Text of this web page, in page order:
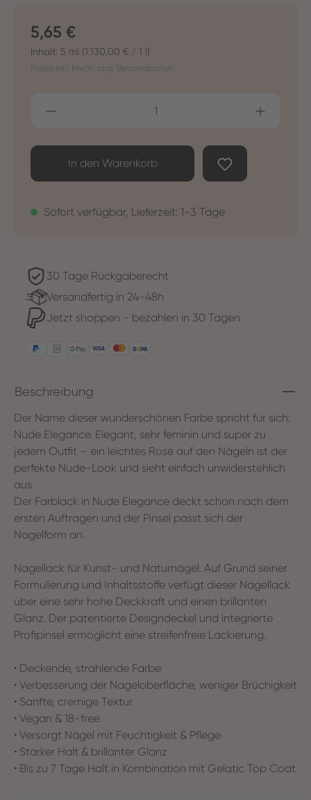
Regulärer Preis:
5,65 €
Inhalt: 5 ml (1.130,00 € / 1 l)
Preise inkl. MwSt. zzgl. Versandkosten
Produkt Anzahl: Gib den gewünschten
In den Warenkorb
Sofort verfügbar, Lieferzeit: 1-3 Tage
30 Tage Rückgaberecht
Versandfertig in 24-48h
Jetzt shoppen - bezahlen in 30 Tagen
Beschreibung
Der Name dieser wunderschönen Farbe spricht für sich:
Nude Elegance. Elegant, sehr feminin und super zu
jedem Outfit – ein leichtes Rosé auf den Nägeln ist der
perfekte Nude-Look und sieht einfach unwiderstehlich
aus.
Der Farblack in Nude Elegance deckt schon nach dem
ersten Auftragen und der Pinsel passt sich der
Nagelform an.
Nagellack für Kunst- und Naturnägel. Auf Grund seiner
Formulierung und Inhaltsstoffe verfügt dieser Nagellack
über eine sehr hohe Deckkraft und einen brillanten
Glanz. Der patentierte Designdeckel und integrierte
Profipinsel ermöglicht eine streifenfreie Lackierung.
• Deckende, strahlende Farbe
• Verbesserung der Nageloberfläche, weniger Brüchigkeit
• Sanfte, cremige Textur
• Vegan & 18-free
• Versorgt Nägel mit Feuchtigkeit & Pflege
• Starker Halt & brillanter Glanz
• Bis zu 7 Tage Halt in Kombination mit Gelatic Top Coat